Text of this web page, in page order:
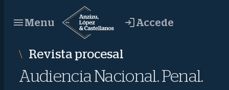
contenido
Menu Accede
Revista procesal
Audiencia Nacional. Penal.